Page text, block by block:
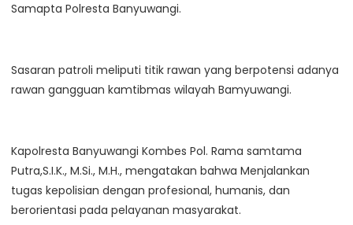
Samapta Polresta Banyuwangi.
Sasaran patroli meliputi titik rawan yang berpotensi adanya
rawan gangguan kamtibmas wilayah Bamyuwangi.
Kapolresta Banyuwangi Kombes Pol. Rama samtama
Putra,S.I.K., M.Si., M.H., mengatakan bahwa Menjalankan
tugas kepolisian dengan profesional, humanis, dan
berorientasi pada pelayanan masyarakat.